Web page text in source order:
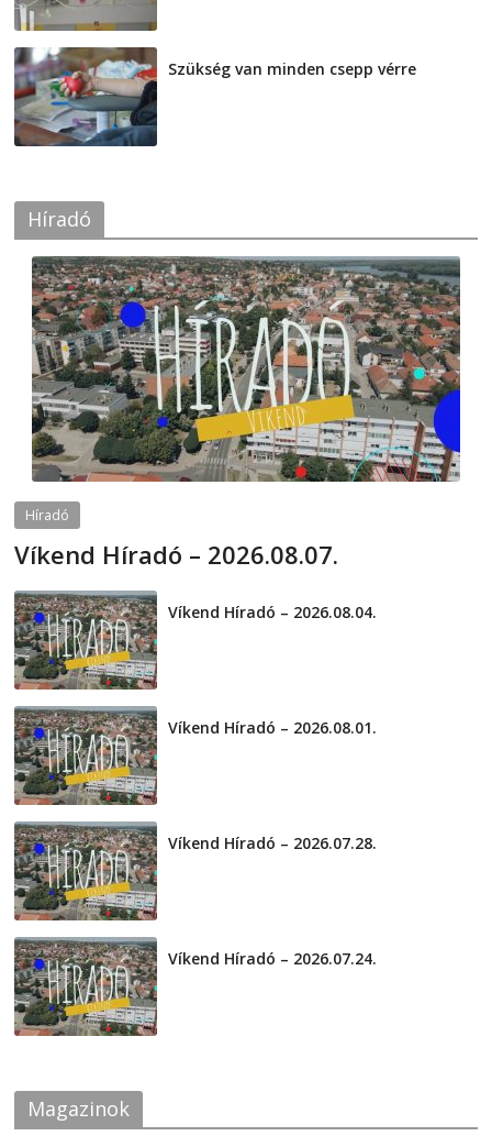
Szükség van minden csepp vérre
Híradó
Híradó
Víkend Híradó – 2026.08.07.
Víkend Híradó – 2026.08.04.
Víkend Híradó – 2026.08.01.
Víkend Híradó – 2026.07.28.
Víkend Híradó – 2026.07.24.
Magazinok